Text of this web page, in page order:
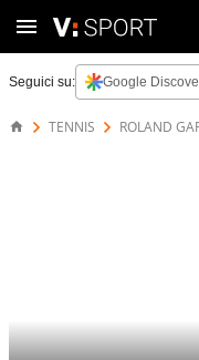
Seguici su: Google
TENNIS ROLAND